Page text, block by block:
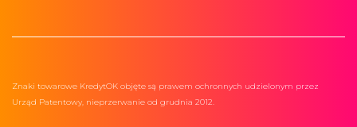
Znaki towarowe KredytOK objęte są prawem ochronnych udzielonym przez
Urząd Patentowy, nieprzerwanie od grudnia 2012.